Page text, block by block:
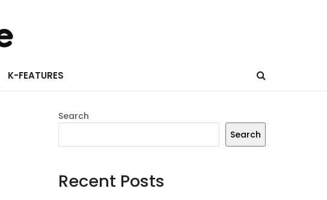
K-FEATURES
Search
Search
Recent Posts